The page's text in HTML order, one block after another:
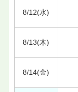
8/12(水)
8/13(木)
8/14(金)